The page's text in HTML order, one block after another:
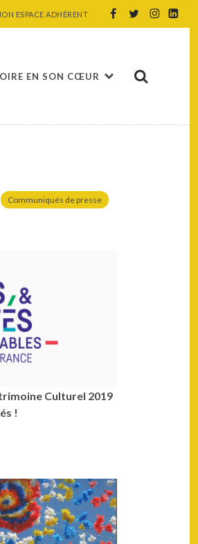
ESPACE ADHÉRENT
EN SON CŒUR
Communiqués de presse
Culturel 2019
!